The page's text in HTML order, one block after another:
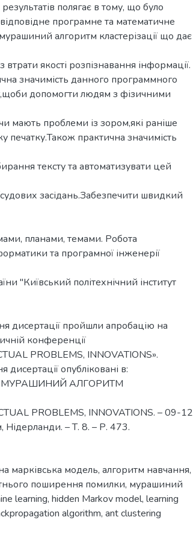
полягає в тому, що було
програмне та математичне
алгоритм кластерізації що дає
втрати якості розпізнавання інформації.
значимість данного программного
допомогти людям з фізичними
мають проблеми із зором,які раніше
печатку.Також практична значимість
тексту та автоматизувати цей
засідань.Забезпечити швидкий
планами, темами. Робота
та програмної інженерії
"Київський політехнічний інститут
дисертації пройшли апробацію на
конференції
PROBLEMS, INNOVATIONS».
дисертації опубліковані в:
МУРАШИНИЙ АЛГОРИТМ
PROBLEMS, INNOVATIONS. – 09-12
– Т. 8. – Р. 473.
марківська модель, алгоритм навчання,
поширення помилки, мурашиний
learning, hidden Markov model, learning
algorithm, ant clustering